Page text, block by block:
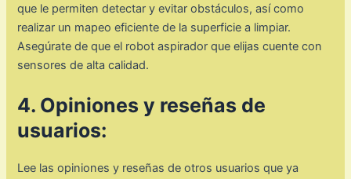
que le permiten detectar y evitar obstáculos, así como
realizar un mapeo eficiente de la superficie a limpiar.
Asegúrate de que el robot aspirador que elijas cuente con
sensores de alta calidad.
4. Opiniones y reseñas de
usuarios:
Lee las opiniones y reseñas de otros usuarios que ya